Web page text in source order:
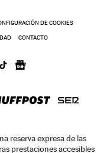
DE COOKIES
CONTACTO
reserva expresa de las
prestaciones accesibles